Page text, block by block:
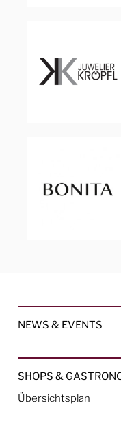
NEWS & EVENTS
SHOPS &
Übersichtsplan